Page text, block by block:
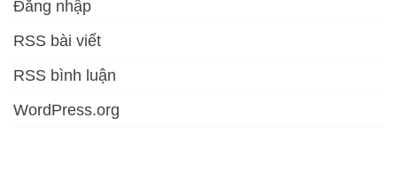
Đăng nhập
RSS bài viết
RSS bình luận
WordPress.org